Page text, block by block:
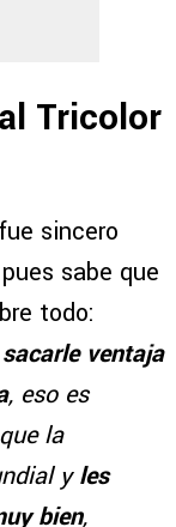
Tricolor
sincero
sabe que
todo:
sacarle ventaja
, eso es
la
yles
bien,